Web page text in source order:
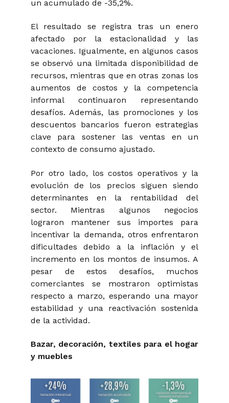
un acumulado de -35,2%.
El resultado se registra tras un enero
afectado por la estacionalidad y las
vacaciones. Igualmente, en algunos casos
se observó una limitada disponibilidad de
recursos, mientras que en otras zonas los
aumentos de costos y la competencia
informal continuaron representando
desafíos. Además, las promociones y los
descuentos bancarios fueron estrategias
clave para sostener las ventas en un
contexto de consumo ajustado.
Por otro lado, los costos operativos y la
evolución de los precios siguen siendo
determinantes en la rentabilidad del
sector. Mientras algunos negocios
lograron mantener sus importes para
incentivar la demanda, otros enfrentaron
dificultades debido a la inflación y el
incremento en los montos de insumos. A
pesar de estos desafíos, muchos
comerciantes se mostraron optimistas
respecto a marzo, esperando una mayor
estabilidad y una reactivación sostenida
de la actividad.
Bazar, decoración, textiles para el hogar
y muebles